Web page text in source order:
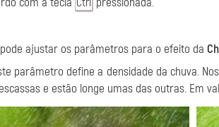
ajustar os parâmetros para o efeito da
parâmetro define a densidade da chuva.
e estão longe umas das outras. Em